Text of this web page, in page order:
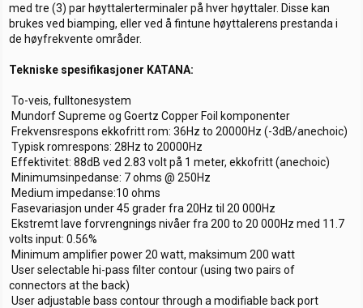
med tre (3) par høyttalerterminaler på hver høyttaler. Disse kan
brukes ved biamping, eller ved å fintune høyttalerens prestanda i
de høyfrekvente områder.
Tekniske spesifikasjoner KATANA:
 To-veis, fulltonesystem
 Mundorf Supreme og Goertz Copper Foil komponenter
 Frekvensrespons ekkofritt rom: 36Hz to 20000Hz (-3dB/anechoic)
 Typisk romrespons: 28Hz to 20000Hz
 Effektivitet: 88dB ved 2.83 volt på 1 meter, ekkofritt (anechoic)
 Minimumsinpedanse: 7 ohms @ 250Hz
 Medium impedanse:10 ohms
 Fasevariasjon under 45 grader fra 20Hz til 20 000Hz
 Ekstremt lave forvrengnings nivåer fra 200 to 20 000Hz med 11.7
volts input: 0.56%
 Minimum amplifier power 20 watt, maksimum 200 watt
 User selectable hi-pass filter contour (using two pairs of
connectors at the back)
 User adjustable bass contour through a modifiable back port